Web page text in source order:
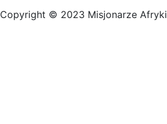
Copyright © 2023 Misjonarze